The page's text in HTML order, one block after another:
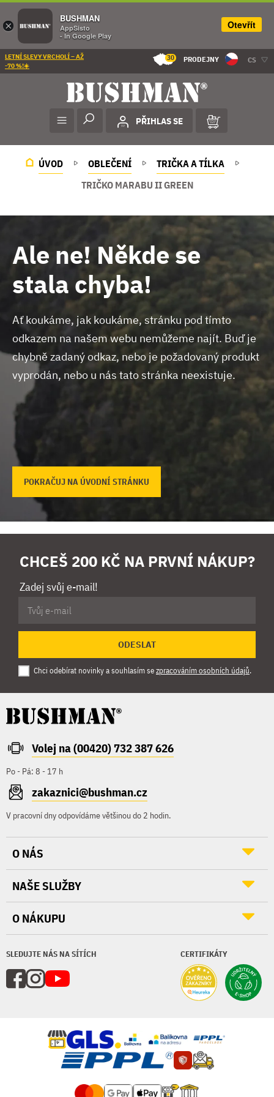
LETNÍ SLEVY VRCHOLÍ – AŽ
-70 %!☀️
30 PRODEJNY CS
PŘIHLAS SE
ÚVOD OBLEČENÍ
TRIČKA A TÍLKA
TRIČKO MARABU II GREEN
Ale ne! Někde se
stala chyba!
Ať koukáme, jak koukáme, stránku pod tímto
odkazem na našem webu nemůžeme najít. Buď je
chybně zadaný odkaz, nebo je požadovaný produkt
vyprodán, nebo u nás tato stránka neexistuje.
POKRAČUJ NA ÚVODNÍ STRÁNKU
CHCEŠ 200 KČ NA PRVNÍ NÁKUP?
Zadej svůj e-mail!
ODESLAT
Chci odebírat novinky a souhlasím sezpracováním osobních údajů.
Volej na (00420) 732 387 626
Po - Pá: 8 - 17 h
zakaznici@bushman.cz
V pracovní dny odpovídáme většinou do 2 hodin.
SLEDUJTE NÁS NA SÍTÍCH CERTIFIKÁTY
O NÁS
NAŠE SLUŽBY
O NÁKUPU
×
BUSHMAN
AppSisto
- In Google Play
Otevřít